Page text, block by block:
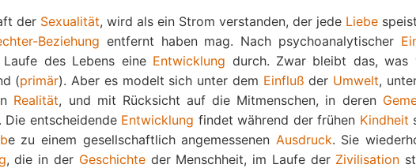
der Sexualität, wird als ein Strom verstanden, der jede Liebe
Beziehung entfernt haben mag. Nach psychoanalytischer
Laufe des Lebens eine Entwicklung durch. Zwar bleibt das,
(primär). Aber es modelt sich unter dem Einfluß der Umwelt,
Realität, und mit Rücksicht auf die Mitmenschen, in deren
Die entscheidende Entwicklung findet während der frühen Kindheit
e zu einem gesellschaftlich angemessenen Ausdruck. Sie
, die in der Geschichteder Menschheit, im Laufe der Zivilisation